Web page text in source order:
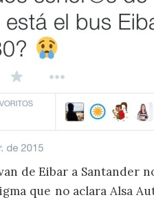
de Eibar a Santander
que no aclara Alsa